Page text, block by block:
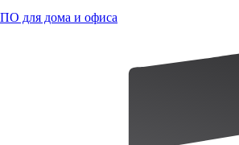
ПО для дома и офиса